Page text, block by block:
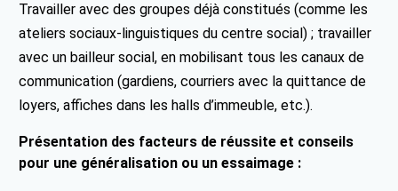
Travailler avec des groupes déjà constitués (comme les
ateliers sociaux-linguistiques du centre social) ; travailler
avec un bailleur social, en mobilisant tous les canaux de
communication (gardiens, courriers avec la quittance de
loyers, affiches dans les halls d’immeuble, etc.).
Présentation des facteurs de réussite et conseils
pour une généralisation ou un essaimage :